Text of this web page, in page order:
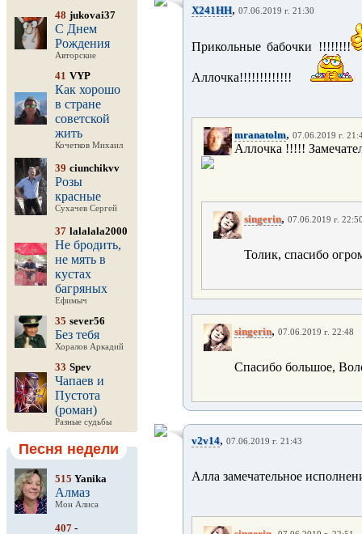
48 jukovai37
С Днем
Рождения
Авторские
41 VYP
Как хорошо
в стране
советской
жить
Кочетков Михаил
39 ciunchikvv
Розы
красные
Сухачев Сергей
37 lalalala2000
Не бродить,
не мять в
кустах
багряных
Ефимыч
35 sever56
Без тебя
Хоралов Аркадий
33 Spev
Чапаев и
Пустота
(роман)
Разные судьбы
Песня недели
515 Yanika
Алмаз
Мон Алиса
407 -
X241HH, 07.06.2019 г. 21:30
Прикольные бабочки !!!!!!!!
Аллочка!!!!!!!!!!!!!
mranatolm, 07.06.2019 г.
Аллочка !!!!!
singerin, 07.06.2019 г.
Толик, спасибо
singerin, 07.06.2019 г. 22:48
Спасибо большое,
v2v14, 07.06.2019 г. 21:43
Алла замечательное